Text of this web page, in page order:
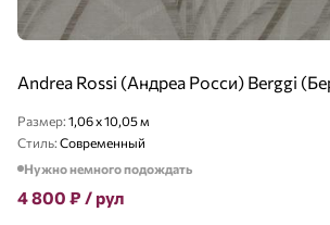
Andrea Rossi (Андреа Росси) Berggi
Размер: 1,06 x 10,05 м
Стиль: Современный
Нужно немного подождать
4 800 ₽ / рул